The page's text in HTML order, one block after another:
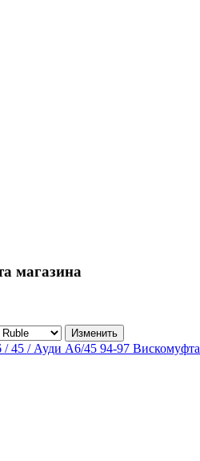
магазина
/ 45 / Ауди А6/45 94-97 Вискомуфта